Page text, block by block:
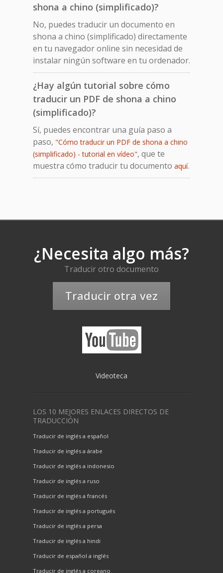
shona a chino (simplificado)?
No, puedes traducir un documento en
shona a chino (simplificado) directamente
en tu navegador online sin necesidad de
instalar ningún software en tu ordenador.
¿Hay algún tutorial sobre cómo
traducir un PDF de shona a chino
(simplificado)?
Sí, puedes encontrar una guía paso a
paso, "Cómo traducir un PDF de shona a chino
(simplificado) - tutorial en vídeo", que te
muestra cómo traducir tu documento aquí.
¿Necesita algo más?
Traducir otro documento
Traducir otra vez
Videoteca
LOS 10 MEJORES ENLACES DIRECTOS DE
TRADUCCIÓN
Traducir de inglés a español
Traducir de inglés a árabe
Traducir de inglés a indonesio
Traducir de inglés a ruso
Traducir de inglés a francés
Traducir de inglés a portugués
Traducir de inglés a persa
Traducir de inglés a hindi
Traducir de español a inglés
Traducir de inglés a coreano